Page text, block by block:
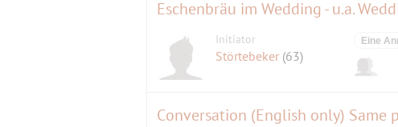
Eschenbräu im Wedding - u.a.
Initiator
Störtebeker (63)
Eine
Conversation (English only) Same